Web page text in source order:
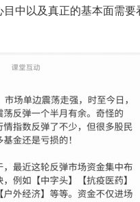
目中以及真正的基本面需